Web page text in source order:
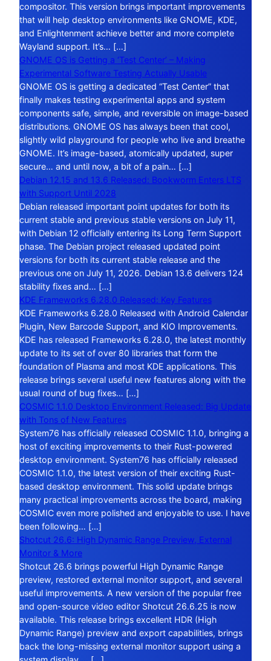
compositor. This version brings important improvements
that will help desktop environments like GNOME, KDE,
and Enlightenment achieve better and more complete
Wayland support. It’s… […]
GNOME OS is Getting a ‘Test Center’ – Making
Experimental Software Testing Actually Usable
GNOME OS is getting a dedicated “Test Center” that
finally makes testing experimental apps and system
components safe, simple, and reversible on image-based
distributions. GNOME OS has always been that cool,
slightly wild playground for people who live and breathe
GNOME. It’s image-based, atomically updated, super
secure… and until now, a bit of a pain… […]
Debian 12.15 and 13.6 Released: Bookworm Enters LTS
with Support Until 2028
Debian released important point updates for both its
current stable and previous stable versions on July 11,
with Debian 12 officially entering its Long Term Support
phase. The Debian project released updated point
versions for both its current stable release and the
previous one on July 11, 2026. Debian 13.6 delivers 124
stability fixes and… […]
KDE Frameworks 6.28.0 Released: Key Features
KDE Frameworks 6.28.0 Released with Android Calendar
Plugin, New Barcode Support, and KIO Improvements.
KDE has released Frameworks 6.28.0, the latest monthly
update to its set of over 80 libraries that form the
foundation of Plasma and most KDE applications. This
release brings several useful new features along with the
usual round of bug fixes… […]
COSMIC 1.1.0 Desktop Environment Released: Big Update
with Tons of New Features
System76 has officially released COSMIC 1.1.0, bringing a
host of exciting improvements to their Rust-powered
desktop environment. System76 has officially released
COSMIC 1.1.0, the latest version of their exciting Rust-
based desktop environment. This solid update brings
many practical improvements across the board, making
COSMIC even more polished and enjoyable to use. I have
been following… […]
Shotcut 26.6: High Dynamic Range Preview, External
Monitor & More
Shotcut 26.6 brings powerful High Dynamic Range
preview, restored external monitor support, and several
useful improvements. A new version of the popular free
and open-source video editor Shotcut 26.6.25 is now
available. This release brings excellent HDR (High
Dynamic Range) preview and export capabilities, brings
back the long-missing external monitor support using a